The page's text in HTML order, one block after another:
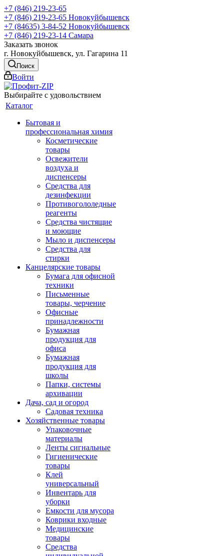
+7 (846) 219-23-65
+7 (846) 219-23-65 Новокуйбышевск
+7 (84635) 3-84-52 Новокуйбышевск
+7 (846) 219-23-14 Самара
Заказать звонок
г. Новокуйбышевск, ул. Гагарина 11
Поиск
Войти
Выбирайте с удовольствием
Каталог
Бытовая и
профессиональная химия
Косметические
товары
Освежители
воздуха и
диспенсеры
Средства для
дезинфекции
Противогололедные
реагенты
Средства чистящие
и моющие
Мыло и диспенсеры
Средства для
стирки
Канцелярские товары
Бумага для офисной
техники
Письменные
товары, черчение
Офисные
принадлежности
Бумажная
продукция для
офиса
Бумажная
продукция для
школы
Папки, системы
архивации
Дача, сад и огород
Садовая техника
Хозяйственные товары
Упаковочные
материалы
Ленты сигнальные
Гигиенические
товары
Клей
универсальный
Инвентарь для
уборки
Емкости для мусора
Коврики входные
Медицинские
товары
Средства